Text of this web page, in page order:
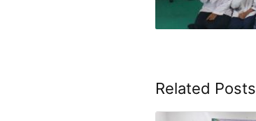
Related Posts